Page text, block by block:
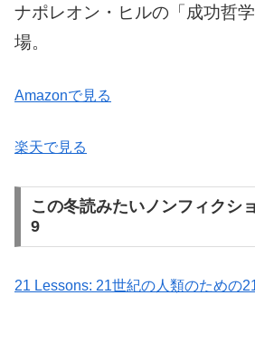
ナポレオン・ヒルの「成功哲
場。
Amazonで見る
楽天で見る
この冬読みたいノンフィクシ
9
21 Lessons: 21世紀の人類のための